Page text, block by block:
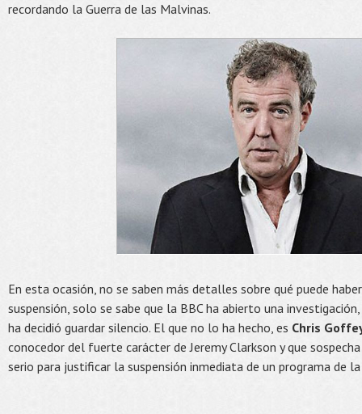
recordando la Guerra de las Malvinas.
En esta ocasión, no se saben más detalles sobre qué puede
suspensión, solo se sabe que la BBC ha abierto una
ha decidió guardar silencio. El que no lo ha hecho, es Chris
conocedor del fuerte carácter de Jeremy Clarkson y que
serio para justificar la suspensión inmediata de un programa de